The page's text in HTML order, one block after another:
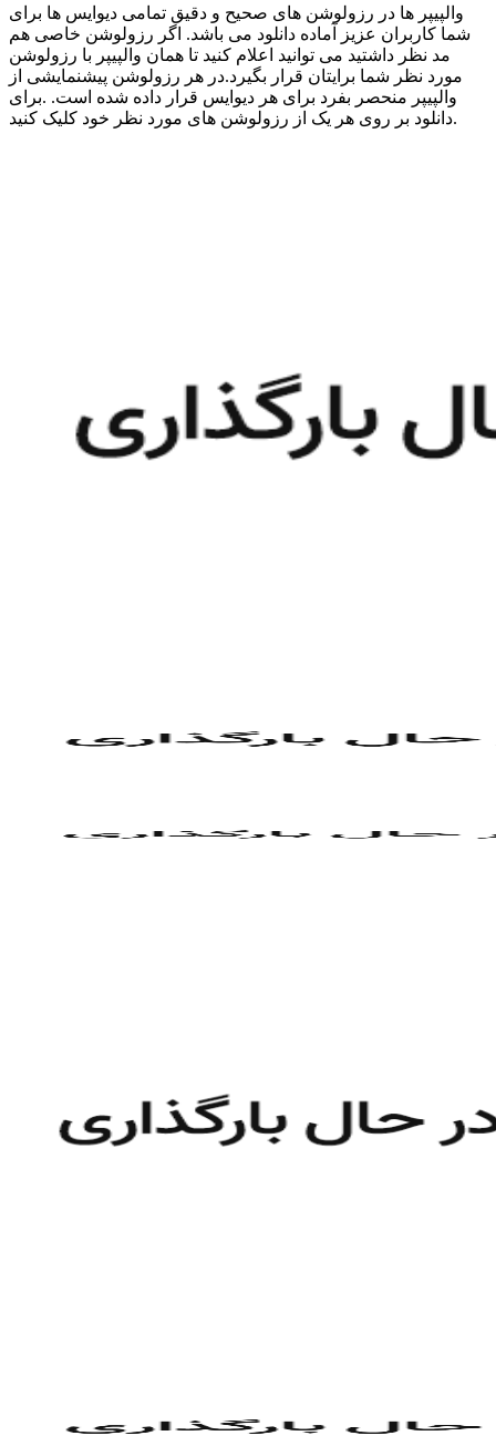
والپیپر ها در رزولوشن های صحیح و دقیق تمامی دیوایس ها برای
شما کاربران عزیز آماده دانلود می باشد. اگر رزولوشن خاصی هم
مد نظر داشتید می توانید اعلام کنید تا همان والپیپر با رزولوشن
مورد نظر شما برایتان قرار بگیرد.در هر رزولوشن پیشنمایشی از
والپیپر منحصر بفرد برای هر دیوایس قرار داده شده است. .برای
دانلود بر روی هر یک از رزولوشن های مورد نظر خود کلیک کنید.